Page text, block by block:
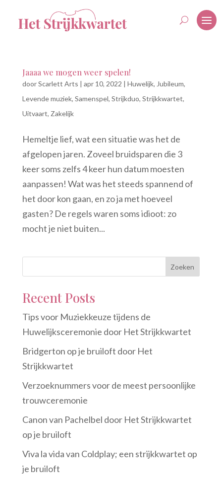
Jaaaa we mogen weer spelen!
doorScarlett Arts | apr 10, 2022 | Huwelijk, Jubileum,
Levende muziek, Samenspel, Strijkduo, Strijkkwartet,
Uitvaart, Zakelijk
Hemeltje lief, wat een situatie was het de
afgelopen jaren. Zoveel bruidsparen die 3
keer soms zelfs 4 keer hun datum moesten
aanpassen! Wat was het steeds spannend of
het door kon gaan, en zo ja met hoeveel
gasten? De regels waren soms idioot: zo
mocht je niet buiten...
Zoeken
Recent Posts
Tips voor Muziekkeuze tijdens de
Huwelijksceremonie door Het Strijkkwartet
Bridgerton op je bruiloft door Het
Strijkkwartet
Verzoeknummers voor de meest persoonlijke
trouwceremonie
Canon van Pachelbel door Het Strijkkwartet
op je bruiloft
Viva la vida van Coldplay; een strijkkwartet op
je bruiloft